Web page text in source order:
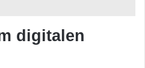
digitalen